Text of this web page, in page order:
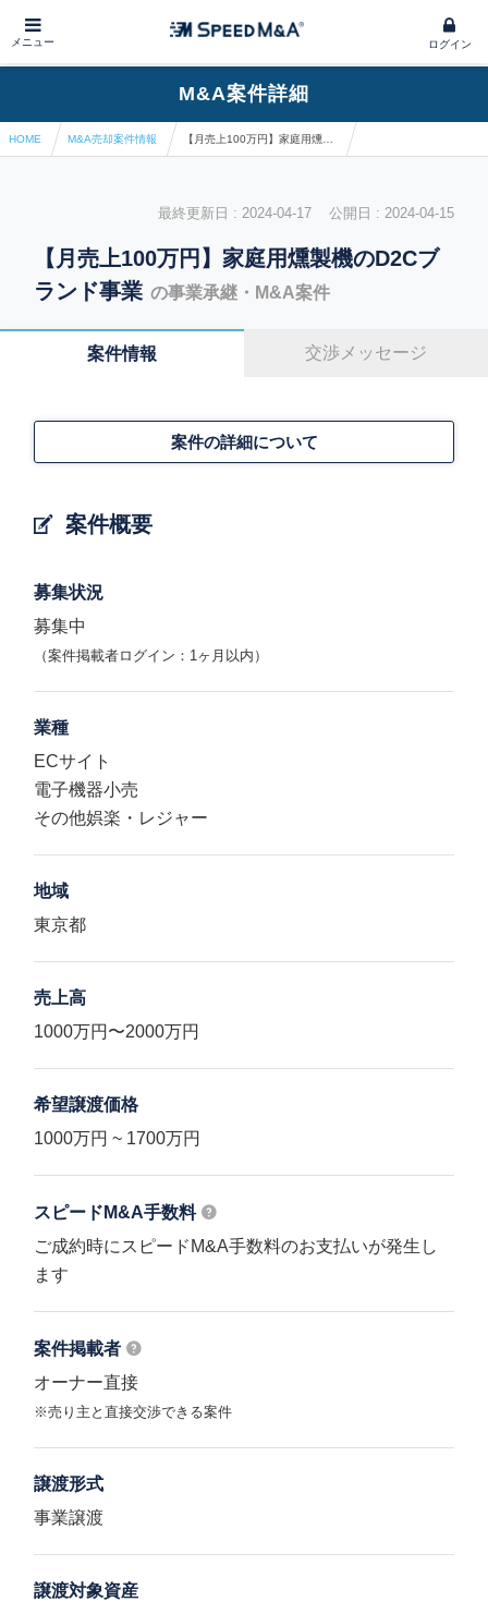
メニュー ログイン
M&A案件詳細
HOME M&A売却案件情報
最終更新日 : 2024-04-17 公開日 : 2024-04-15
【月売上100万円】家庭用燻製機のD2Cブ
ランド事業 の事業承継・M&A案件
案件情報 交渉メッセージ
案件概要
案件の詳細について
募集状況
募集中
（案件掲載者ログイン：1ヶ月以内）
業種
ECサイト
電子機器小売
その他娯楽・レジャー
地域
東京都
売上高
1000万円〜2000万円
希望譲渡価格
1000万円 ~ 1700万円
スピードM&A手数料
ご成約時にスピードM&A手数料のお支払いが発生し
ます
案件掲載者
オーナー直接
※売り主と直接交渉できる案件
譲渡形式
事業譲渡
譲渡対象資産